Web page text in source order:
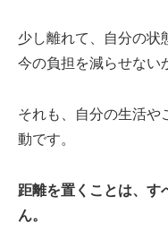
少し離れて、自分の状
今の負担を減らせない
それも、自分の生活や
動です。
距離を置くことは、す
ん。